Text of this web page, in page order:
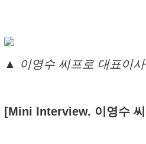
▲ 이영수 씨프로 대표이
[Mini Interview. 이영수